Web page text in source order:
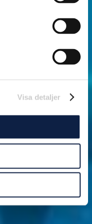
Visa detaljer